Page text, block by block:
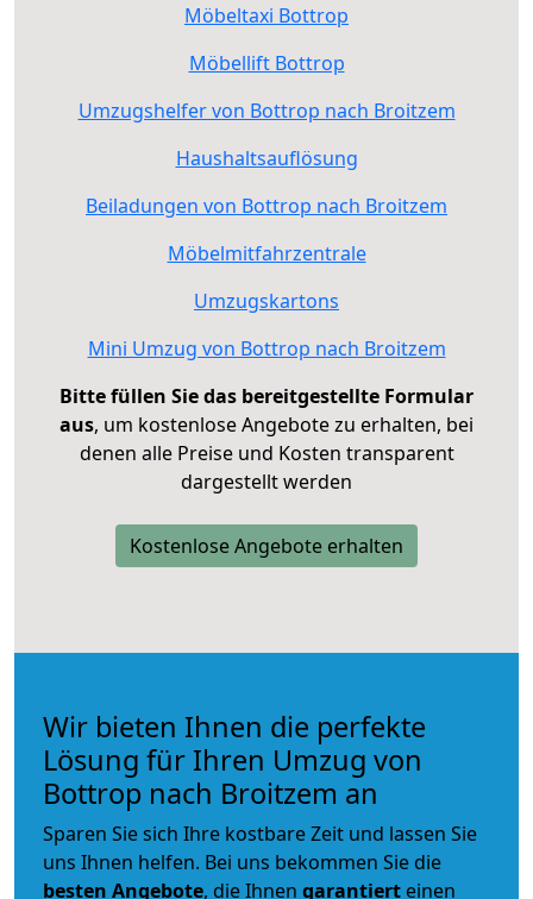
Möbeltaxi Bottrop
Möbellift Bottrop
Umzugshelfer von Bottrop nach Broitzem
Haushaltsauflösung
Beiladungen von Bottrop nach Broitzem
Möbelmitfahrzentrale
Umzugskartons
Mini Umzug von Bottrop nach Broitzem
Bitte füllen Sie das bereitgestellte Formular
aus, um kostenlose Angebote zu erhalten, bei
denen alle Preise und Kosten transparent
dargestellt werden
Kostenlose Angebote erhalten
Wir bieten Ihnen die perfekte
Lösung für Ihren Umzug von
Bottrop nach Broitzem an
Sparen Sie sich Ihre kostbare Zeit und lassen Sie
uns Ihnen helfen. Bei uns bekommen Sie die
besten Angebote, die Ihnen garantiert einen